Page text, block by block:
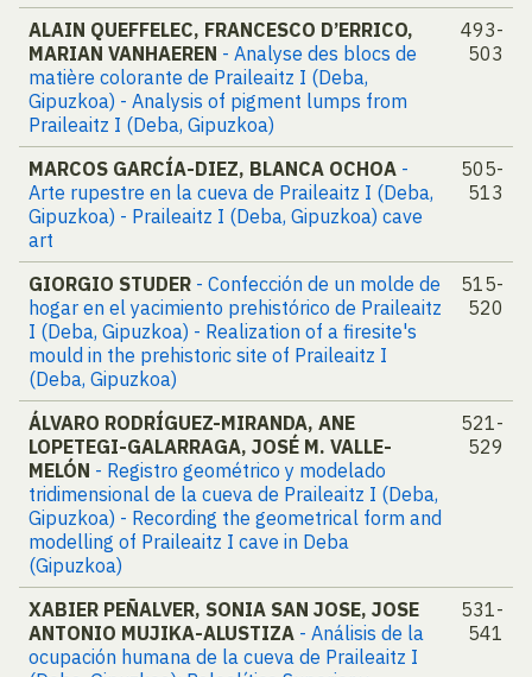
ALAIN QUEFFELEC, FRANCESCO D’ERRICO,
MARIAN VANHAEREN - Analyse des blocs de
matière colorante de Praileaitz I (Deba,
Gipuzkoa) - Analysis of pigment lumps from
Praileaitz I (Deba, Gipuzkoa)
493-
503
MARCOS GARCÍA-DIEZ, BLANCA OCHOA -
Arte rupestre en la cueva de Praileaitz I (Deba,
Gipuzkoa) - Praileaitz I (Deba, Gipuzkoa) cave
art
505-
513
GIORGIO STUDER - Confección de un molde de
hogar en el yacimiento prehistórico de Praileaitz
I (Deba, Gipuzkoa) - Realization of a firesite's
mould in the prehistoric site of Praileaitz I
(Deba, Gipuzkoa)
515-
520
ÁLVARO RODRÍGUEZ-MIRANDA, ANE
LOPETEGI-GALARRAGA, JOSÉ M. VALLE-
MELÓN - Registro geométrico y modelado
tridimensional de la cueva de Praileaitz I (Deba,
Gipuzkoa) - Recording the geometrical form and
modelling of Praileaitz I cave in Deba
(Gipuzkoa)
521-
529
XABIER PEÑALVER, SONIA SAN JOSE, JOSE
ANTONIO MUJIKA-ALUSTIZA - Análisis de la
ocupación humana de la cueva de Praileaitz I
531-
541